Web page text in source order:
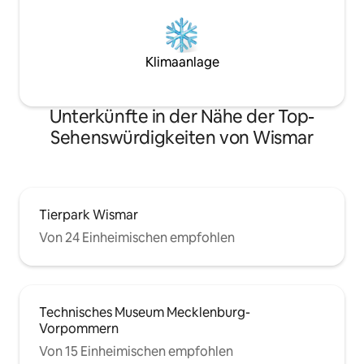
Klimaanlage
Unterkünfte in der Nähe der Top-
Sehenswürdigkeiten von Wismar
Tierpark Wismar
Von 24 Einheimischen empfohlen
Technisches Museum Mecklenburg-
Vorpommern
Von 15 Einheimischen empfohlen